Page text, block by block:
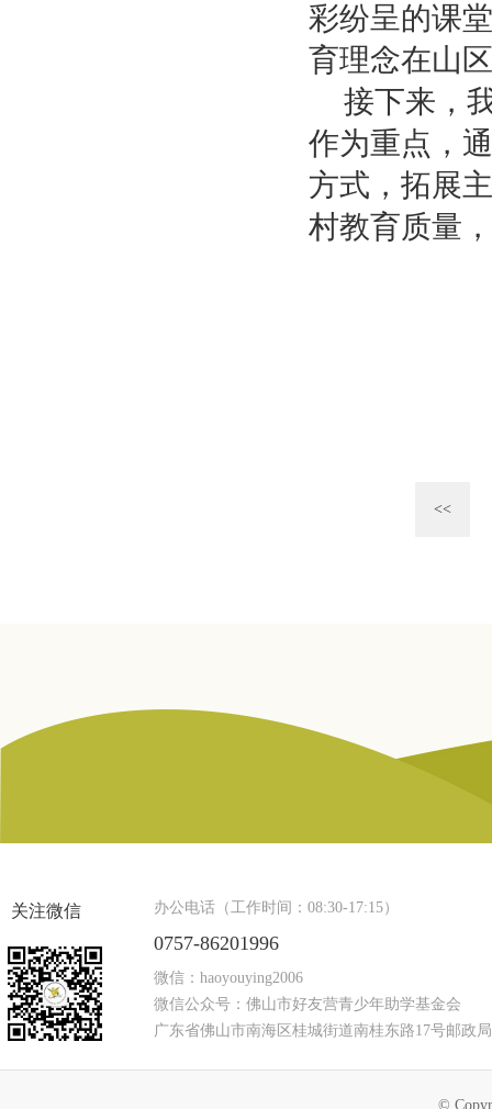
彩纷呈的课
育理念在山
接下来，
作为重点，
方式，拓展
村教育质量
<<
关注微信 办公电话（工作时间：08:30-17:15）
0757-86201996
微信：haoyouying2006
微信公众号：佛山市好友营青少年助学基金会
广东省佛山市南海区桂城街道南桂东路17号邮政
©